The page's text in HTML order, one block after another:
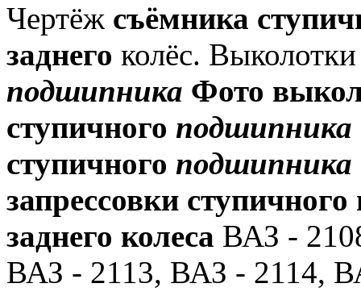
Чертёж съёмника
заднего колёс.
подшипника Фото
ступичного подшипника
ступичного подшипника
запрессовки
заднего колеса ВАЗ -
ВАЗ - 2113, ВАЗ - 2114,